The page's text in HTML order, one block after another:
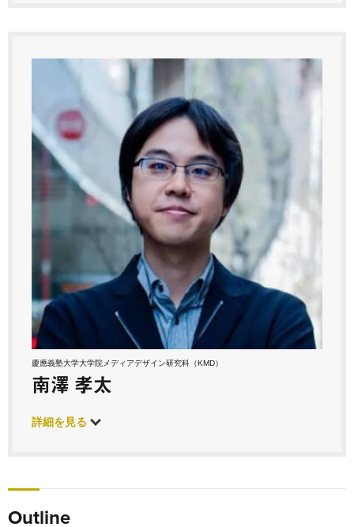
慶應義塾大学大学院メディアデザイン研究科（KMD）
南澤 孝太
詳細を見る
Outline